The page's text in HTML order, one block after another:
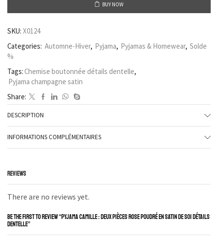
BUY NOW
SKU: X0124
Categories: Automne-Hiver, Pyjama, Pyjamas & Homewear, Solde
%
Tags: Chemise boutonnée détails dentelle,
Pyjama champagne satin
Share:
DESCRIPTION
INFORMATIONS COMPLÉMENTAIRES
REVIEWS
There are no reviews yet.
BE THE FIRST TO REVIEW “PYJAMA CAMILLE : DEUX PIÈCES ROSE POUDRÉ EN SATIN DE SOI DÉTAILS
DENTELLE”